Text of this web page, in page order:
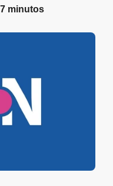
minutos